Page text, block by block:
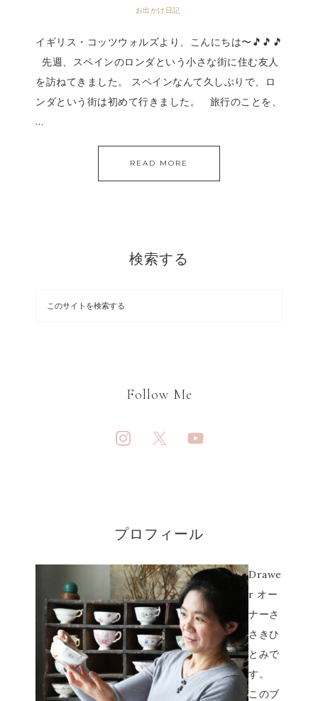
お出かけ日記
イギリス・コッツウォルズより、こんにちは〜🎵🎵🎵
先週、スペインのロンダという小さな街に住む友人
を訪ねてきました。 スペインなんて久しぶりで、ロ
ンダという街は初めて行きました。 旅行のことを、
…
READ MORE
検索する
Follow Me
プロフィール
Drawe
r オー
ナーさ
さきひ
とみで
す。
このブ